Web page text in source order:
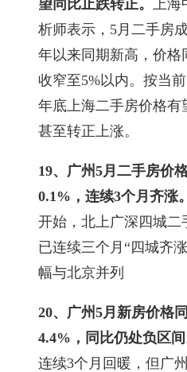
望同比止跌转正。
上
析师表示，5月二手房
年以来同期新高，价格
收窄至5%以内。按当前
年底上海二手房价格有
甚至转正上涨。
19、广州5月二手房价
0.1%，连续3个月齐涨。
开始，北上广深四城二
已连续三个月“四城齐
幅与北京并列
20、广州5月新房价格
4.4%，同比仍处负区间
连续3个月回暖，但广